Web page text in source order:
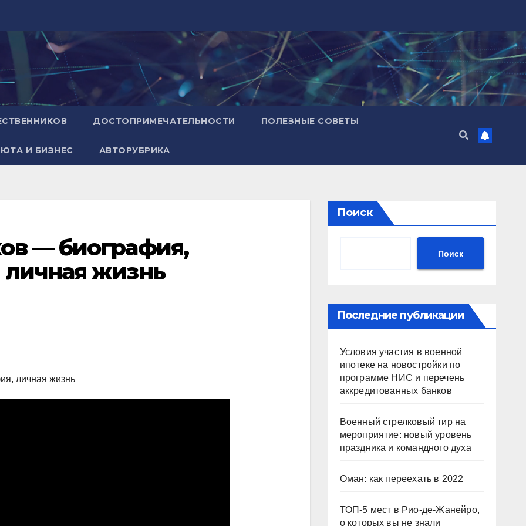
ДОСТОПРИМЕЧАТЕЛЬНОСТИ ПОЛЕЗНЫЕ СОВЕТЫ
И БИЗНЕС АВТОРУБРИКА
— биография,
жизнь
Поиск
Поиск
Последние публикации
Условия участия в военной
ипотеке на новостройки по
программе НИС и перечень
аккредитованных банков
Военный стрелковый тир на
мероприятие: новый уровень
праздника и командного духа
Оман: как переехать в 2022
ТОП-5 мест в Рио-де-Жанейро,
о которых вы не знали